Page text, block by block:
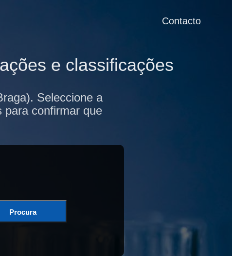
Contacto
e classificações
Seleccione a
para confirmar que
Procura